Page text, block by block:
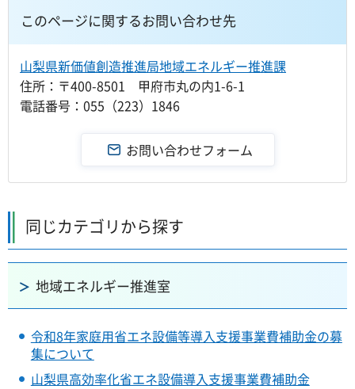
このページに関するお問い合わせ先
山梨県新価値創造推進局地域エネルギー推進課
住所：〒400-8501 甲府市丸の内1-6-1
電話番号：055（223）1846
同じカテゴリから探す
地域エネルギー推進室
令和8年家庭用省エネ設備等導入支援事業費補助金の募
集について
山梨県高効率化省エネ設備導入支援事業費補助金